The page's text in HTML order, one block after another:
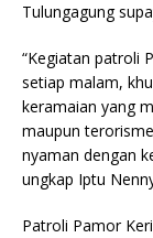
Tulungagung
“Kegiatan patroli
setiap malam,
keramaian yang
maupun
nyaman dengan
ungkap Iptu
Patroli Pamor